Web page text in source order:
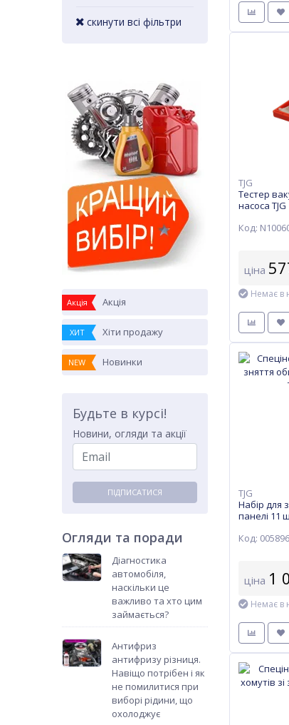
скинути всі фільтри
Акція Акція
ХИТ Хіти продажу
NEW Новинки
Будьте в курсі!
Новини, огляди та акції
ПІДПИСАТИСЯ
Огляди та поради
Діагностика
автомобіля,
наскільки це
важливо та хто цим
займається?
Антифриз
антифризу різниця.
Навіщо потрібен і як
не помилитися при
виборі рідини, що
охолоджує
TJG
Тестер
насоса TJG
Код:
ціна
Немає в
TJG
Набір для
панелі 11
Код:
ціна 1
Немає в